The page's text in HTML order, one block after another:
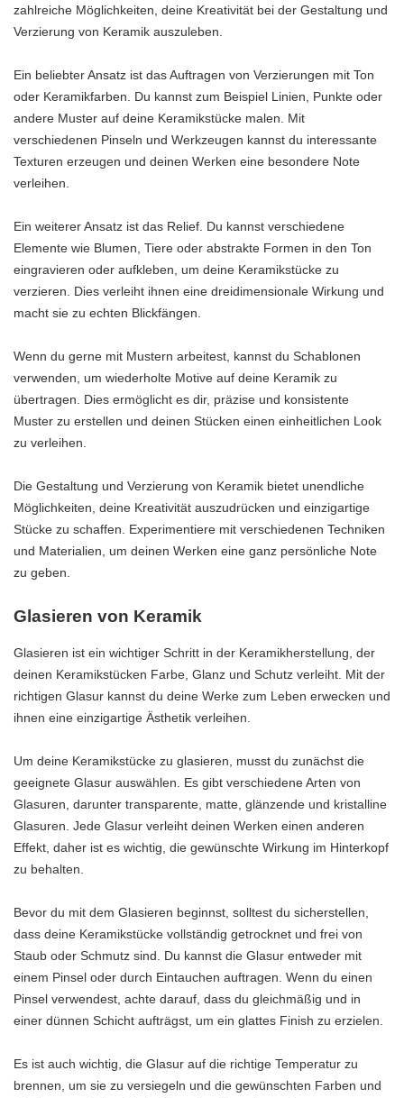
zahlreiche Möglichkeiten, deine Kreativität bei der Gestaltung und
Verzierung von Keramik auszuleben.
Ein beliebter Ansatz ist das Auftragen von Verzierungen mit Ton
oder Keramikfarben. Du kannst zum Beispiel Linien, Punkte oder
andere Muster auf deine Keramikstücke malen. Mit
verschiedenen Pinseln und Werkzeugen kannst du interessante
Texturen erzeugen und deinen Werken eine besondere Note
verleihen.
Ein weiterer Ansatz ist das Relief. Du kannst verschiedene
Elemente wie Blumen, Tiere oder abstrakte Formen in den Ton
eingravieren oder aufkleben, um deine Keramikstücke zu
verzieren. Dies verleiht ihnen eine dreidimensionale Wirkung und
macht sie zu echten Blickfängen.
Wenn du gerne mit Mustern arbeitest, kannst du Schablonen
verwenden, um wiederholte Motive auf deine Keramik zu
übertragen. Dies ermöglicht es dir, präzise und konsistente
Muster zu erstellen und deinen Stücken einen einheitlichen Look
zu verleihen.
Die Gestaltung und Verzierung von Keramik bietet unendliche
Möglichkeiten, deine Kreativität auszudrücken und einzigartige
Stücke zu schaffen. Experimentiere mit verschiedenen Techniken
und Materialien, um deinen Werken eine ganz persönliche Note
zu geben.
Glasieren von Keramik
Glasieren ist ein wichtiger Schritt in der Keramikherstellung, der
deinen Keramikstücken Farbe, Glanz und Schutz verleiht. Mit der
richtigen Glasur kannst du deine Werke zum Leben erwecken und
ihnen eine einzigartige Ästhetik verleihen.
Um deine Keramikstücke zu glasieren, musst du zunächst die
geeignete Glasur auswählen. Es gibt verschiedene Arten von
Glasuren, darunter transparente, matte, glänzende und kristalline
Glasuren. Jede Glasur verleiht deinen Werken einen anderen
Effekt, daher ist es wichtig, die gewünschte Wirkung im Hinterkopf
zu behalten.
Bevor du mit dem Glasieren beginnst, solltest du sicherstellen,
dass deine Keramikstücke vollständig getrocknet und frei von
Staub oder Schmutz sind. Du kannst die Glasur entweder mit
einem Pinsel oder durch Eintauchen auftragen. Wenn du einen
Pinsel verwendest, achte darauf, dass du gleichmäßig und in
einer dünnen Schicht aufträgst, um ein glattes Finish zu erzielen.
Es ist auch wichtig, die Glasur auf die richtige Temperatur zu
brennen, um sie zu versiegeln und die gewünschten Farben und